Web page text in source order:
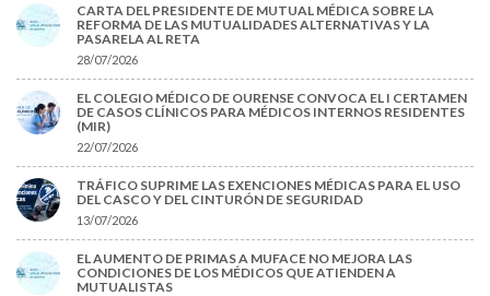
CARTA DEL PRESIDENTE DE MUTUAL MÉDICA SOBRE LA
REFORMA DE LAS MUTUALIDADES ALTERNATIVAS Y LA
PASARELA AL RETA
28/07/2026
EL COLEGIO MÉDICO DE OURENSE CONVOCA EL I CERTAMEN
DE CASOS CLÍNICOS PARA MÉDICOS INTERNOS RESIDENTES
(MIR)
22/07/2026
TRÁFICO SUPRIME LAS EXENCIONES MÉDICAS PARA EL USO
DEL CASCO Y DEL CINTURÓN DE SEGURIDAD
13/07/2026
EL AUMENTO DE PRIMAS A MUFACE NO MEJORA LAS
CONDICIONES DE LOS MÉDICOS QUE ATIENDEN A
MUTUALISTAS